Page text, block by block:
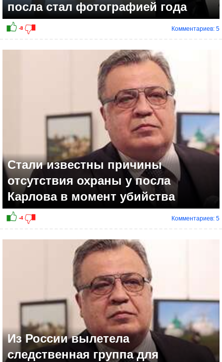
посла стал фотографией года
Комментариев: 5
Стали известны причины
отсутствия охраны у посла
Карлова в момент убийства
Комментариев: 5
Из России вылетела
следственная группа для